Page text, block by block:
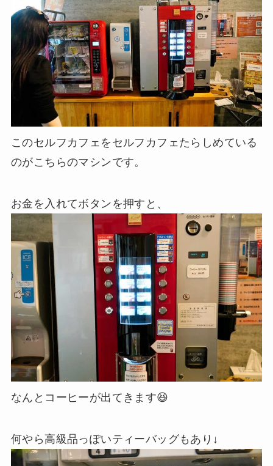
このセルフカフェをセルフカフェたらしめている
のがこちらのマシンです。
お金を入れてボタンを押すと、
なんとコーヒーが出てきます😆
何やら高級品っぽいティーバッグもあり↓